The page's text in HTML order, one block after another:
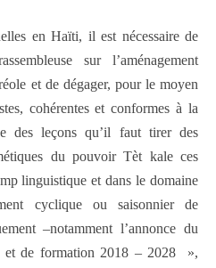
en Haïti, il est nécessaire de
sur l’aménagement
et de dégager, pour le moyen
cohérentes et conformes à la
des leçons qu’il faut tirer des
du pouvoir Tèt kale ces
linguistique et dans le domaine
cyclique ou saisonnier de
–notamment l’annonce du
et de formation 2018 – 2028 »,